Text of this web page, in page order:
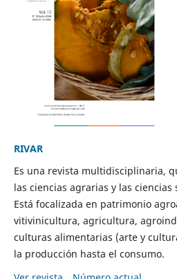
RIVAR
Es una revista multidisciplinaria,
las ciencias agrarias y las
Está focalizada en patrimonio
vitivinicultura, agricultura,
culturas alimentarias (arte y
la producción hasta el consumo.